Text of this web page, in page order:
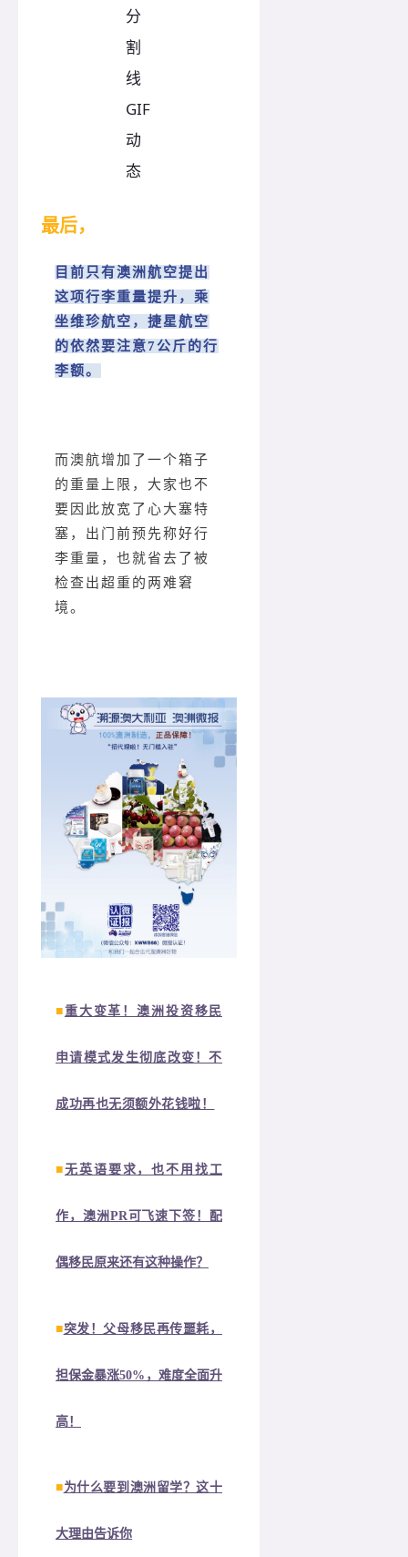
最后，
目前只有澳洲航空提出
这项行李重量提升，乘
坐维珍航空，捷星航空
的依然要注意7公斤的行
李额。
而澳航增加了一个箱子
的重量上限，大家也不
要因此放宽了心大塞特
塞，出门前预先称好行
李重量，也就省去了被
检查出超重的两难窘
境。
■重大变革！澳洲投资移民
申请模式发生彻底改变！不
成功再也无须额外花钱啦！
■无英语要求，也不用找工
作，澳洲PR可飞速下签！配
偶移民原来还有这种操作？
■突发！父母移民再传噩耗，
担保金暴涨50%，难度全面升
高！
■为什么要到澳洲留学？这十
大理由告诉你